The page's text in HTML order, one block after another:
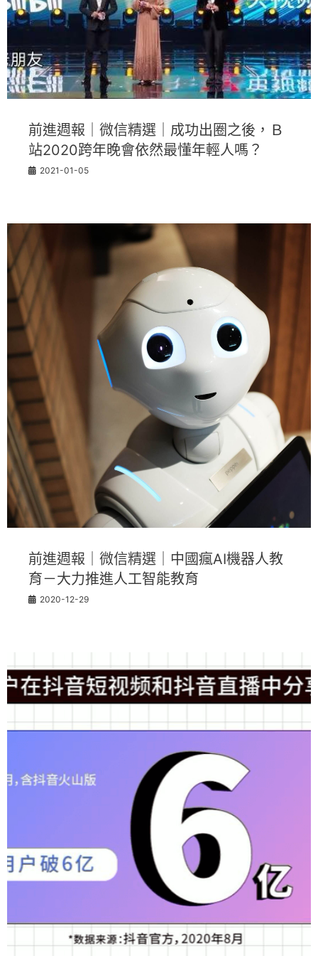
前進週報｜微信精選｜成功出圈之後，Ｂ
站2020跨年晚會依然最懂年輕人嗎？
2021-01-05
前進週報｜微信精選｜中國瘋AI機器人教
育－大力推進人工智能教育
2020-12-29